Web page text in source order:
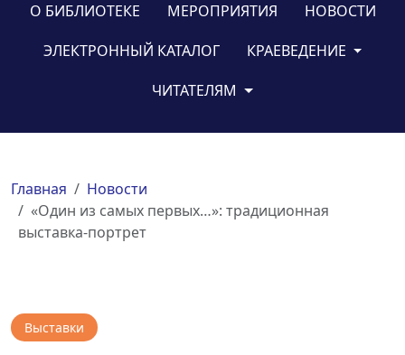
О БИБЛИОТЕКЕ МЕРОПРИЯТИЯ
НОВОСТИ
ЭЛЕКТРОННЫЙ КАТАЛОГ
КРАЕВЕДЕНИЕ
ЧИТАТЕЛЯМ
Главная
Новости
«Один из самых первых…»: традиционная
выставка-портрет
Выставки